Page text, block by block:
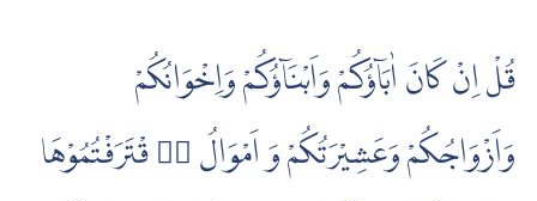
قُلْ اِنْ كَانَ اٰبَاۤؤُكُمْ وَاَبْنَاۤؤُكُمْ وَاِخْوَانُكُمْ
وَاَزْوَاجُكُمْ وَعَشِيْرَتُكُمْ وَ اَمْوَالُ ِ قْتَرَفْتُمُوْهَا